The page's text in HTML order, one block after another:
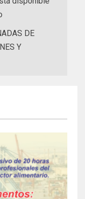
DE
Y